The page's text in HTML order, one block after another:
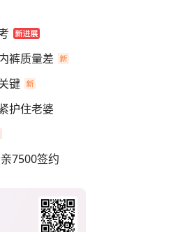
裤质量差
键
护住老婆
7500签约